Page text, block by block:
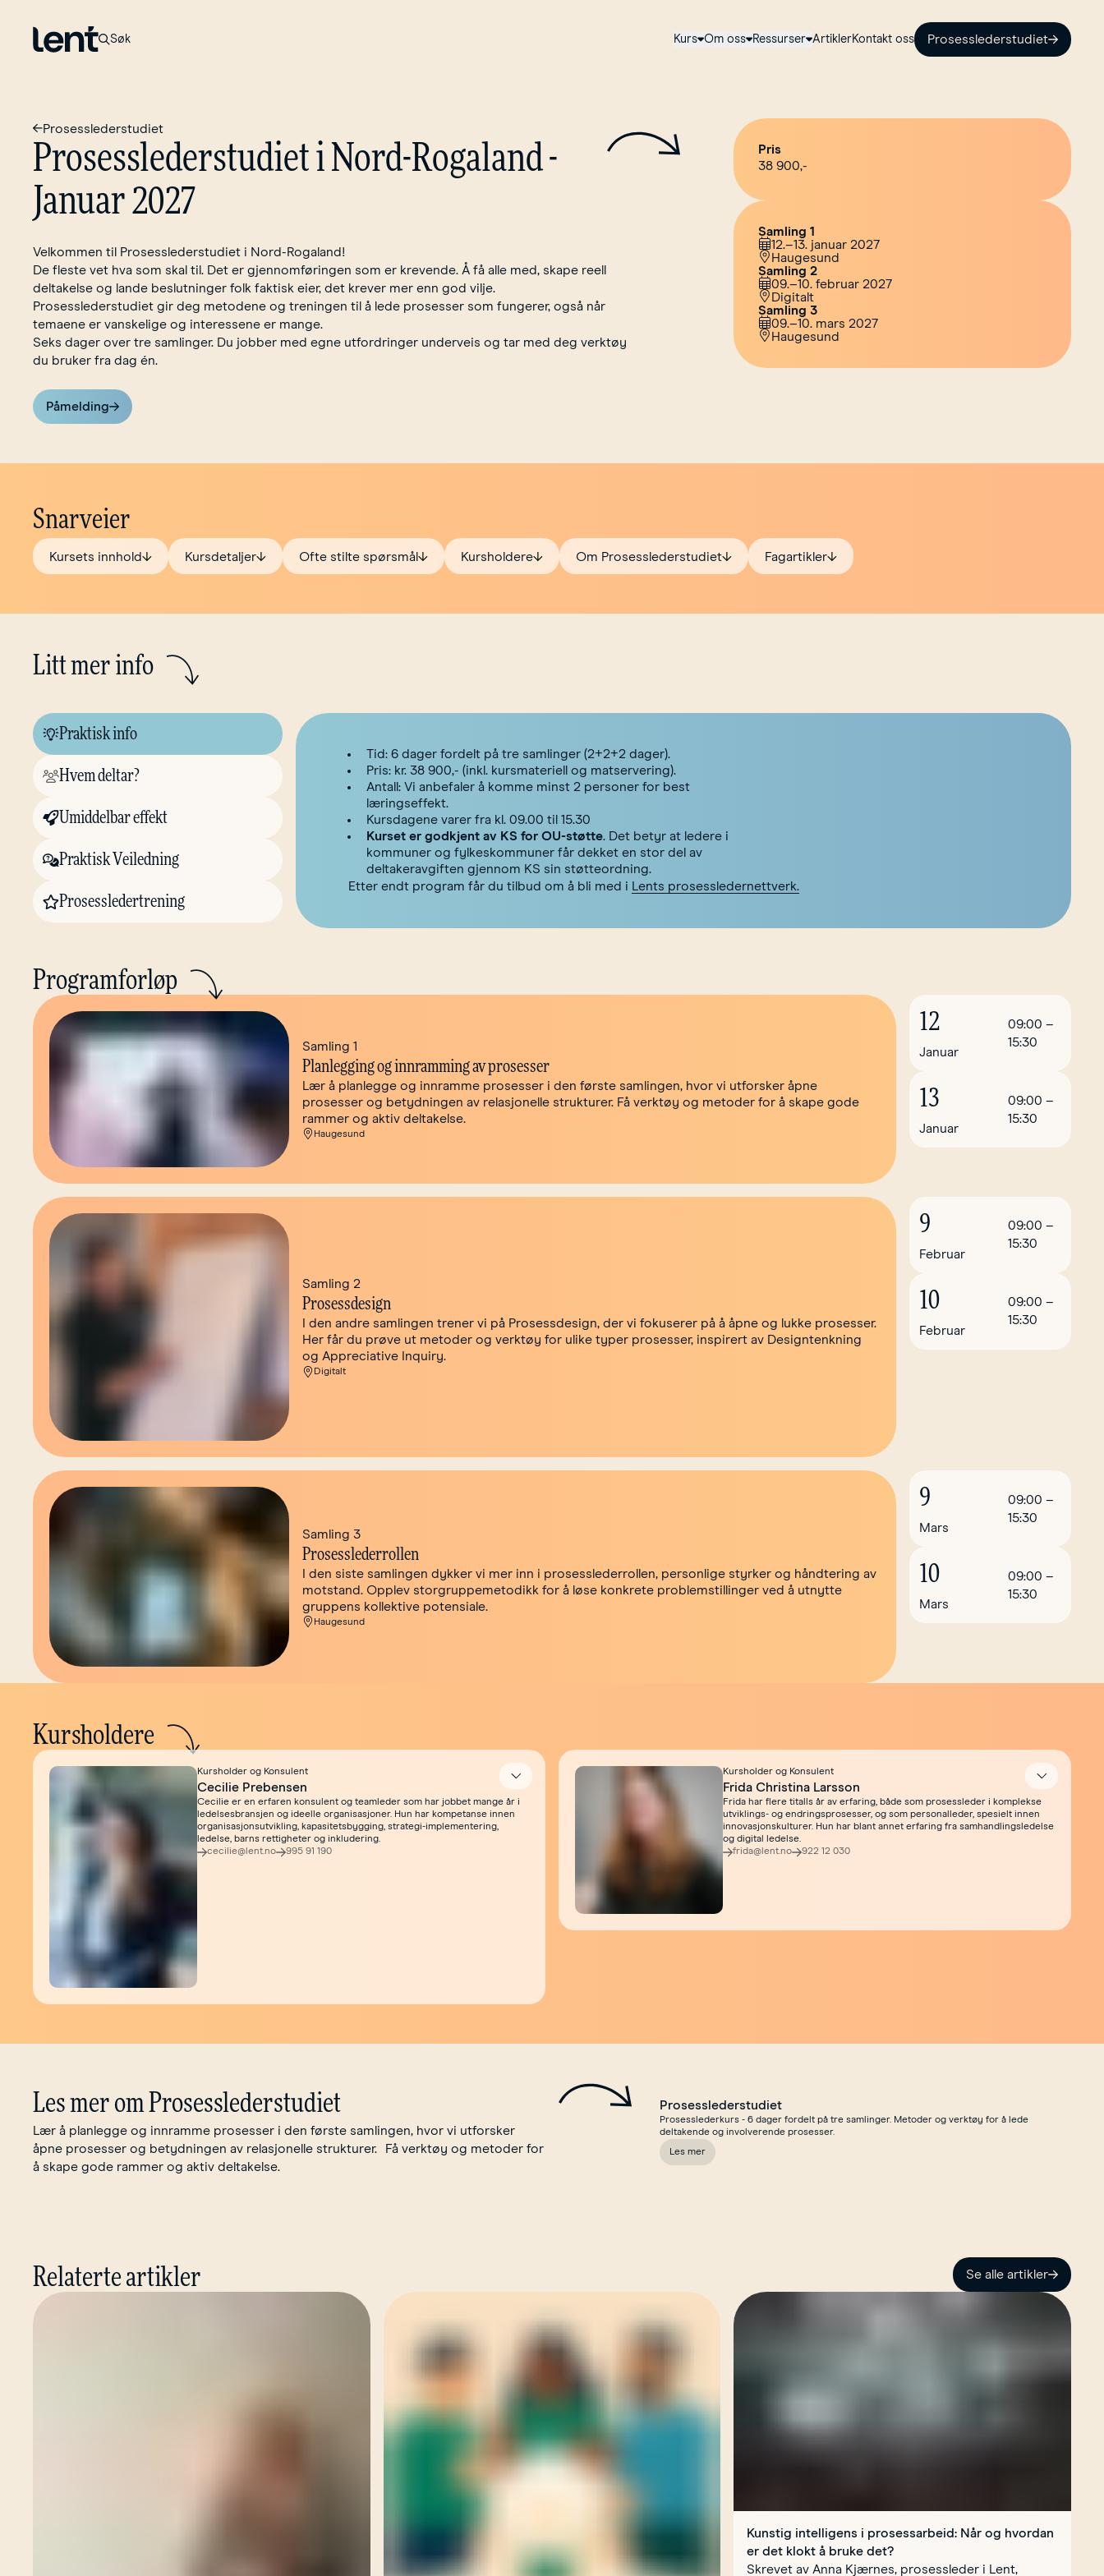
Til forsiden Søk Kurs Om oss Ressurser ArtiklerKontakt oss Prosesslederstudiet
Prosesslederstudiet
ProsesslederstudietiNord-Rogaland-
Januar2027
Velkommen til Prosesslederstudiet i Nord-Rogaland!
De fleste vet hva som skal til. Det er gjennomføringen som er krevende. Å få alle med, skape reell
deltakelse og lande beslutninger folk faktisk eier, det krever mer enn god vilje.
Prosesslederstudiet gir deg metodene og treningen til å lede prosesser som fungerer, også når
temaene er vanskelige og interessene er mange.
Seks dager over tre samlinger. Du jobber med egne utfordringer underveis og tar med deg verktøy
du bruker fra dag én.
Påmelding
Pris
38 900,-
Samling 1
12.–13. januar 2027
Haugesund
Samling 2
09.–10. februar 2027
Digitalt
Samling 3
09.–10. mars 2027
Haugesund
Snarveier
Kursets innhold Kursdetaljer Ofte stilte spørsmål Kursholdere Om Prosesslederstudiet Fagartikler
Litt mer info
Praktisk info
Hvem deltar?
Umiddelbar effekt
Praktisk Veiledning
Prosessledertrening
Tid: 6 dager fordelt på tre samlinger (2+2+2 dager).
Pris: kr. 38 900,- (inkl. kursmateriell og matservering).
Antall: Vi anbefaler å komme minst 2 personer for best
læringseffekt.
Kursdagene varer fra kl. 09.00 til 15.30
Kurset er godkjent av KS for OU-støtte. Det betyr at ledere i
kommuner og fylkeskommuner får dekket en stor del av
deltakeravgiften gjennom KS sin støtteordning.
Etter endt program får du tilbud om å bli med i Lents prosessledernettverk.
Programforløp
Samling 1
Planlegging og innramming av prosesser
Lær å planlegge og innramme prosesser i den første samlingen, hvor vi utforsker åpne
prosesser og betydningen av relasjonelle strukturer. Få verktøy og metoder for å skape gode
rammer og aktiv deltakelse.
Haugesund
12
Januar
09:00 –
15:30
13
Januar
09:00 –
15:30
Samling 2
Prosessdesign
I den andre samlingen trener vi på Prosessdesign, der vi fokuserer på å åpne og lukke prosesser.
Her får du prøve ut metoder og verktøy for ulike typer prosesser, inspirert av Designtenkning
og Appreciative Inquiry.
Digitalt
9
Februar
09:00 –
15:30
10
Februar
09:00 –
15:30
Samling 3
Prosesslederrollen
I den siste samlingen dykker vi mer inn i prosesslederrollen, personlige styrker og håndtering av
motstand. Opplev storgruppemetodikk for å løse konkrete problemstillinger ved å utnytte
gruppens kollektive potensiale.
Haugesund
9
Mars
09:00 –
15:30
10
Mars
09:00 –
15:30
Kursholdere
Kursholder og Konsulent
Åpne
Cecilie Prebensen
Cecilie er en erfaren konsulent og teamleder som har jobbet mange år i
ledelsesbransjen og ideelle organisasjoner. Hun har kompetanse innen
organisasjonsutvikling, kapasitetsbygging, strategi-implementering,
ledelse, barns rettigheter og inkludering.
cecilie@lent.no
995 91 190
Kursholder og Konsulent
Åpne
Frida Christina Larsson
Frida har flere titalls år av erfaring, både som prosessleder i komplekse
utviklings- og endringsprosesser, og som personalleder, spesielt innen
innovasjonskulturer. Hun har blant annet erfaring fra samhandlingsledelse
og digital ledelse.
frida@lent.no
922 12 030
Les mer om Prosesslederstudiet
Lær å planlegge og innramme prosesser i den første samlingen, hvor vi utforsker
åpne prosesser og betydningen av relasjonelle strukturer. Få verktøy og metoder for
å skape gode rammer og aktiv deltakelse.
Prosesslederstudiet
Prosesslederkurs - 6 dager fordelt på tre samlinger. Metoder og verktøy for å lede
deltakende og involverende prosesser.
Les mer
om Prosesslederstudiet
Relaterte artikler Se alle artikler
Kunstig intelligens i prosessarbeid: Når og hvordan
er det klokt å bruke det?
Skrevet av Anna Kjærnes, prosessleder i Lent,